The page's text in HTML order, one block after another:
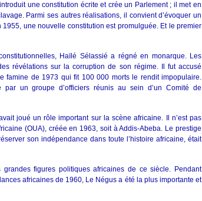
une constitution écrite et crée un Parlement ; il met en
Parmi ses autres réalisations, il convient d’évoquer un
une nouvelle constitution est promulguée. Et le premier
Haïlé Sélassié a régné en monarque. Les
révélations sur la corruption de son régime. Il fut accusé
famine de 1973 qui fit 100 000 morts le rendit impopulaire.
par un groupe d’officiers réunis au sein d’un Comité de
joué un rôle important sur la scène africaine. Il n’est pas
(OUA), créée en 1963, soit à Addis-Abeba. Le prestige
son indépendance dans toute l’histoire africaine, était
figures politiques africaines de ce siècle. Pendant
africaines de 1960, Le Négus a été la plus importante et